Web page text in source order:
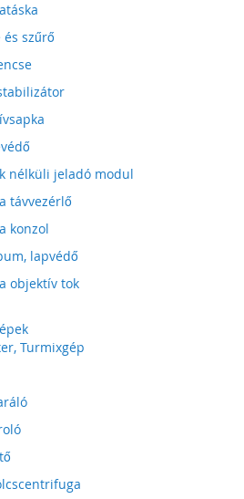
és szűrő
nélküli jeladó modul
távvezérlő
konzol
lapvédő
objektív tok
Turmixgép